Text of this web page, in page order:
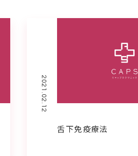
2021.02.12
舌下免疫療法